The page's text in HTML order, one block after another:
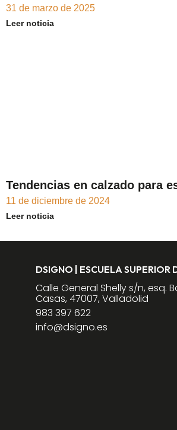
31 de marzo de 2025
Leer noticia
Tendencias en calzado para
11 de diciembre de 2024
Leer noticia
DSIGNO | ESCUELA SUPERIOR
Calle General Shelly s/n, esq.
Casas, 47007, Valladolid
983 397 622
info@dsigno.es